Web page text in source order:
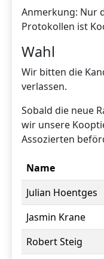
Anmerkung: Nur
Protokollen ist
Wahl
Wir bitten die
verlassen.
Sobald die neue
wir unsere
Assozierten
Name
Julian Hoentges
Jasmin Krane
Robert Steig